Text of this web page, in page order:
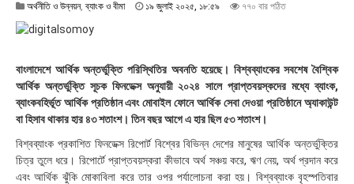
অর্থনীতি ও উন্নয়ন,ব্যাংক ও বীমা ১৯ জুলাই ২০২৫, ১৮:৫৯
২
০
২
৫
১
৮
:
৭৭০ বার পঠিত
বাংলাদেশে আর্থিক অন্তর্ভুক্তি পরিস্থিতির অবনতি হয়েছে। বিশ্বব্যাংকের সবশেষ বৈশ্বিক
আর্থিক অন্তর্ভুক্তি সূচক ফিনডেক্স অনুযায়ী ২০২৪ সালে প্রাপ্তবয়স্কদের মধ্যে ব্যাংক,
ব্যাংকবহির্ভূত আর্থিক প্রতিষ্ঠান এবং মোবাইল ফোনে আর্থিক সেবা দেওয়া প্রতিষ্ঠানে অ্যাকাউন্ট
বা হিসাব থাকার হার ৪৩ শতাংশ। তিন বছর আগে এ হার ছিল ৫৩ শতাংশ।
বিশ্বব্যাংক প্রকাশিত ফিনডেক্স রিপোর্ট বিশ্বের বিভিন্ন দেশের মানুষের আর্থিক অন্তর্ভুক্তির
চিত্র তুলে ধরে। রিপোর্টে প্রাপ্তবয়স্করা কীভাবে অর্থ সঞ্চয় করে, ঋণ নেয়, অর্থ প্রদান করে
এবং আর্থিক ঝুঁকি মোকাবিলা করে তার ওপর পর্যালোচনা করা হয়। বিশ্বব্যাংক বৃহস্পতিবার